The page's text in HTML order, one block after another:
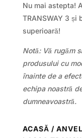
Nu mai astepta!
TRANSWAY 3 și
superioară!
Notă: Vă rugăm
produsului cu
înainte de a
echipa noastră
dumneavoastră.
ACASĂ /